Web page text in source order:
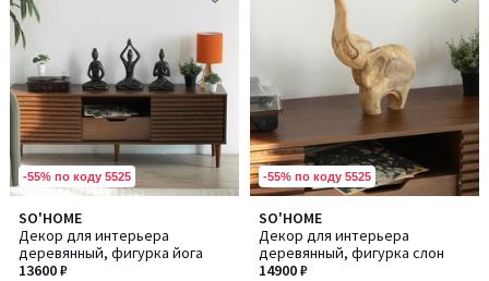
-55% по коду 5525
SO'HOME
Декор для интерьера
деревянный, фигурка йога
13600 ₽
-55% по коду 5525
SO'HOME
Декор для интерьера
деревянный, фигурка слон
14900 ₽